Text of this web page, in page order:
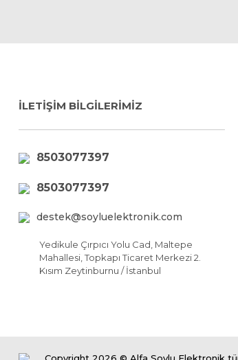
İLETİŞİM BİLGİLERİMİZ
8503077397
8503077397
destek@soyluelektronik.com
Yedikule Çırpıcı Yolu Cad, Maltepe
Mahallesi, Topkapı Ticaret Merkezi 2.
Kısım Zeytinburnu / İstanbul